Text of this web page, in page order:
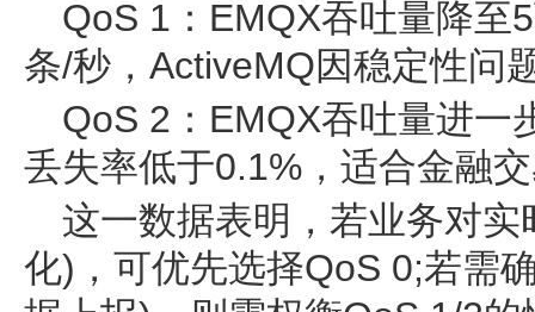
QoS 1：EMQX吞吐量降至
条/秒，ActiveMQ因稳定性问
QoS 2：EMQX吞吐量进一
丢失率低于0.1%，适合金融
这一数据表明，若业务对
化)，可优先选择QoS 0;若需